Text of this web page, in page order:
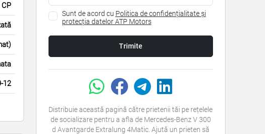
12
Sunt de acord cu Politica de confidențialitate și
protecția datelor ATP Motors
Trimite
Distribuie această pagină către prietenii tăi pe rețelele
de socializare pentru a afla de Mercedes-Benz V 300
d Avantgarde Extralung 4Matic. Ajută un prieten să